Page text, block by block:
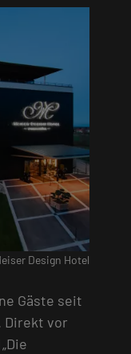
Design Hotel
Gäste seit
Direkt vor